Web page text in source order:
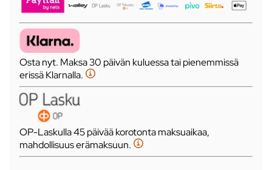
Osta nyt. Maksa 30 päivän kuluessa tai pienemmissä
erissä Klarnalla.
OP-Laskulla 45 päivää korotonta maksuaikaa,
mahdollisuus erämaksuun.